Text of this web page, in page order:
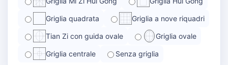
Griglia quadrata Griglia a nove riquadri
Tian Zi con guida ovale Griglia ovale
Griglia centrale Senza griglia